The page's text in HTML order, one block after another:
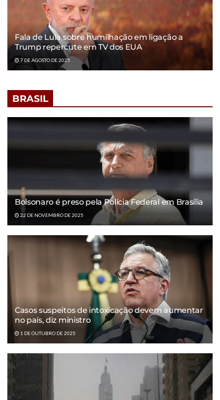
Fala de Lula sobre humilhação em ligação a
Trump repercute em TV dos EUA
7 DE AGOSTO DE 2025
BRASIL
Bolsonaro é preso pela Polícia Federal em Brasília
22 DE NOVEMBRO DE 2025
Casos suspeitos de intoxicação devem aumentar
no país, diz ministro
1 DE OUTUBRO DE 2025